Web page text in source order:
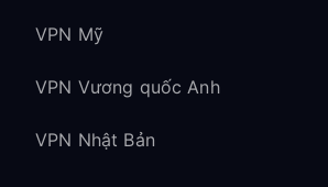
VPN Mỹ
VPN Vương quốc Anh
VPN Nhật Bản